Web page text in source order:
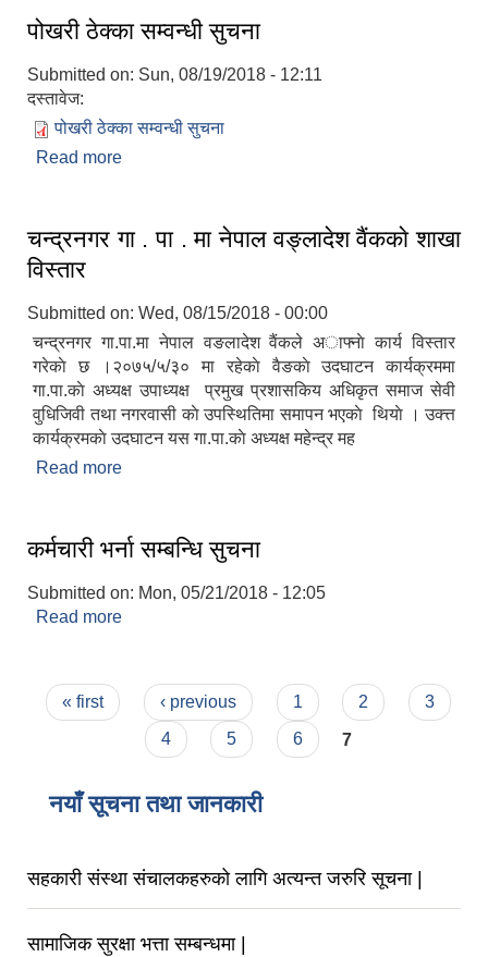
पोखरी ठेक्का सम्वन्धी सुचना
Submitted on: Sun, 08/19/2018 - 12:11
दस्तावेज:
पोखरी ठेक्का सम्वन्धी सुचना
Read more
चन्द्रनगर गा . पा . मा नेपाल वङ्लादेश वैंककाे शाखा
विस्तार
Submitted on: Wed, 08/15/2018 - 00:00
चन्द्रनगर गा.पा.मा नेपाल वङलादेश वैंकले अाफ्नाे कार्य विस्तार
गरेकाे छ ।२०७५/५/३० मा रहेकाे वैङकाे उदघाटन कार्यक्रममा
गा.पा.काे अध्यक्ष उपाध्यक्ष प्रमुख प्रशासकिय अधिकृत समाज सेवी
वुधिजिवी तथा नगरवासी काे उपस्थितिमा समापन भएकाे थियाे । उक्त्त
कार्यक्रमकाे उदघाटन यस गा.पा.काे अध्यक्ष महेन्द्र मह
Read more
कर्मचारी भर्ना सम्बन्धि सुचना
Submitted on: Mon, 05/21/2018 - 12:05
Read more
Pages
« first ‹ previous 1 2
3
4
5 6 7
नयाँ सूचना तथा जानकारी
सहकारी संस्था संचालकहरुको लागि अत्यन्त जरुरि सूचना |
सामाजिक सुरक्षा भत्ता सम्बन्धमा |